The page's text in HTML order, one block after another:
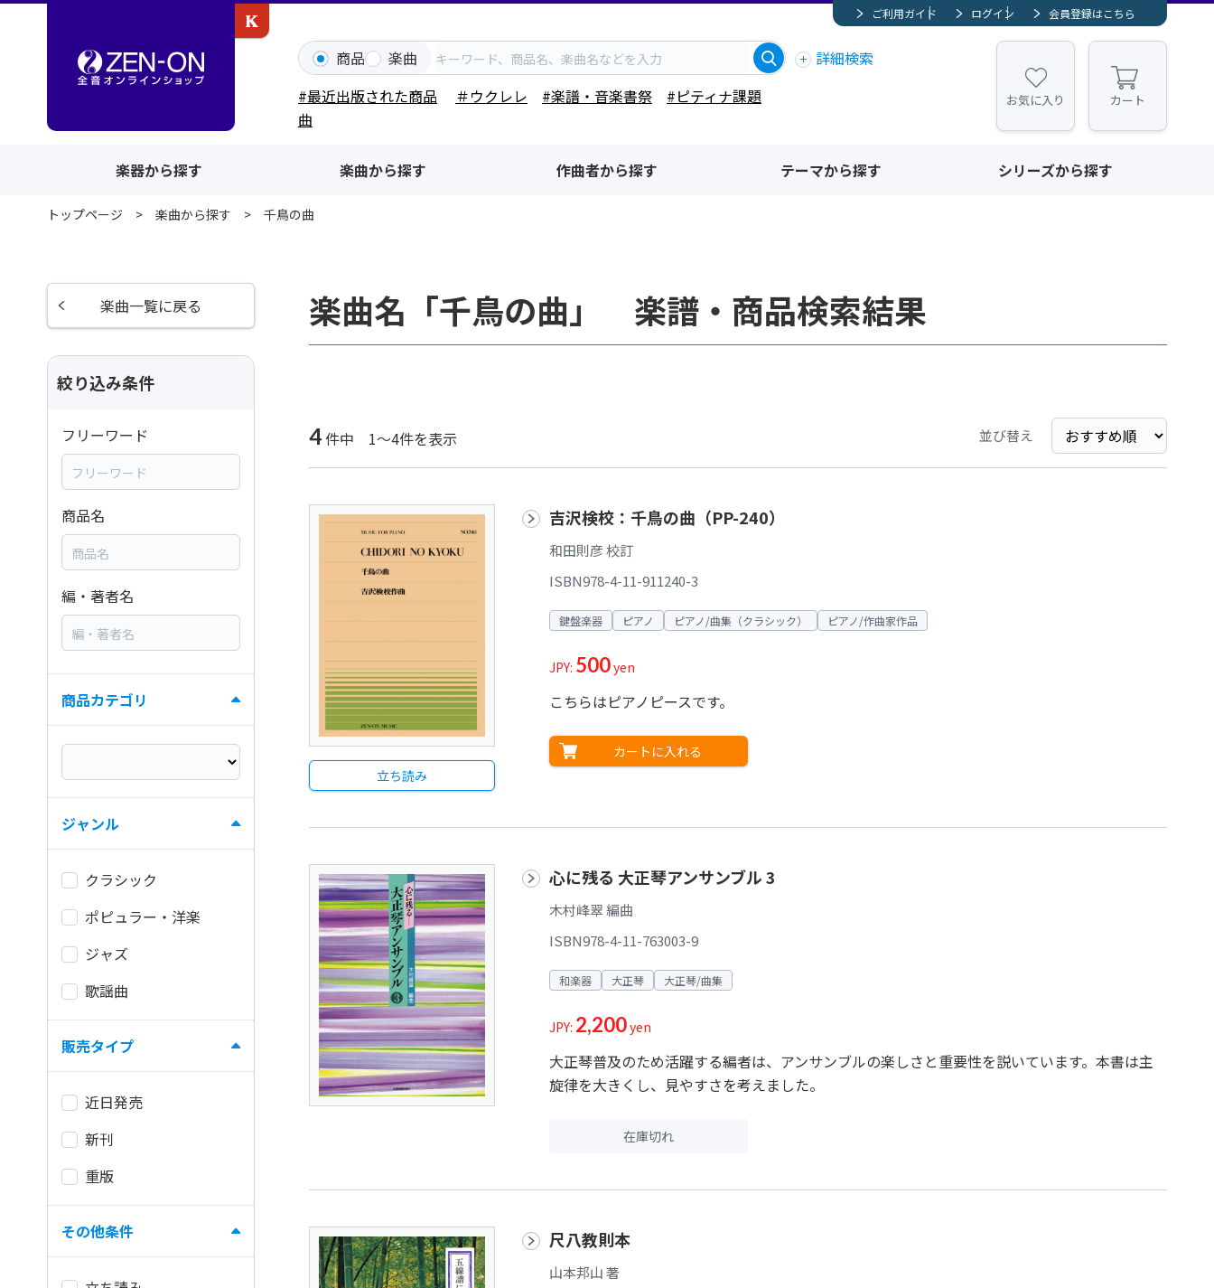
ご利用ガイド ログイン 会員登録はこちら
商品 楽曲
詳細検索
#最近出版された商品
＃ウクレレ #楽譜・音楽書祭
#ピティナ課題
曲
お気に入り カート
楽器から探す 楽曲から探す 作曲者から探す テーマから探す シリーズから探す
トップページ 楽曲から探す 千鳥の曲
楽曲名「千鳥の曲」 楽譜・商品検索結果
4件中 1～4件を表示 並び替え
立ち読み
吉沢検校：千鳥の曲（PP-240）
和田則彦 校訂
ISBN978-4-11-911240-3
鍵盤楽器 ピアノ ピアノ/曲集（クラシック） ピアノ/作曲家作品
JPY: 500yen
こちらはピアノピースです。
カートに入れる
心に残る 大正琴アンサンブル 3
木村峰翠 編曲
ISBN978-4-11-763003-9
和楽器 大正琴 大正琴/曲集
JPY: 2,200yen
大正琴普及のため活躍する編者は、アンサンブルの楽しさと重要性を説いています。本書は主
旋律を大きくし、見やすさを考えました。
在庫切れ
尺八教則本
山本邦山 著
楽曲一覧に戻る
絞り込み条件
フリーワード
商品名
編・著者名
商品カテゴリ
ジャンル
クラシック
ポピュラー・洋楽
ジャズ
歌謡曲
販売タイプ
近日発売
新刊
重版
その他条件